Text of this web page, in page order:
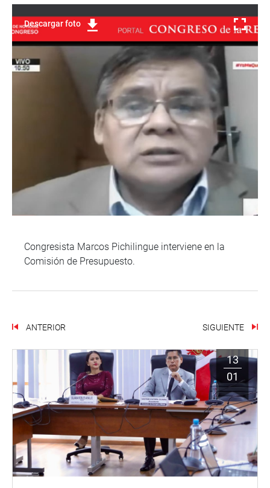
Descargar foto
Congresista Marcos Pichilingue interviene en la
Comisión de Presupuesto.
ANTERIOR SIGUIENTE
13
01